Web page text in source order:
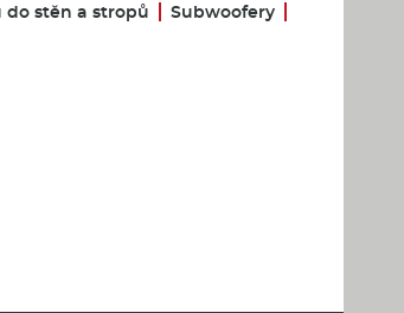
stěn a stropů
Subwoofery